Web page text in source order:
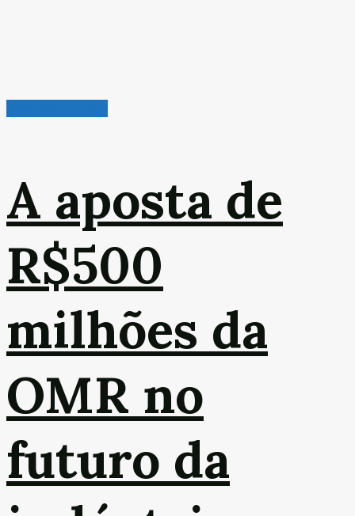
A aposta de
R$500
milhões da
OMR no
futuro da